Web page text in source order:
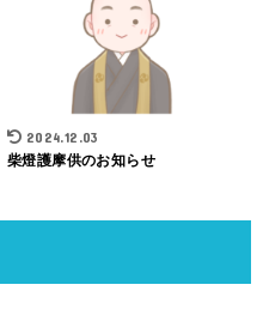
2024.12.03
柴燈護摩供のお知らせ